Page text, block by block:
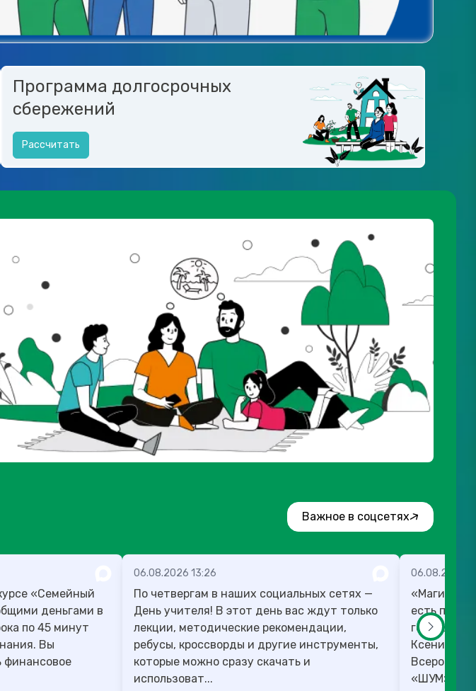
Программа долгосрочных
сбережений
Рассчитать
Важное в соцсетях
«Семейный
деньгами в
по 45 минут
Вы
финансовое
06.08.2026 13:26
По четвергам в наших социальных сетях —
День учителя! В этот день вас ждут только
лекции, методические рекомендации,
ребусы, кроссворды и другие инструменты,
которые можно сразу скачать и
использоват...
06.08.2026
«Магию
есть план,
готовы в
Ксения